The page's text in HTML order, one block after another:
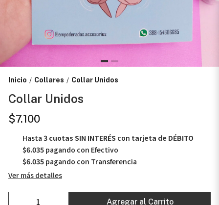
Inicio / Collares / Collar Unidos
Collar Unidos
$7.100
Hasta 3 cuotas SIN INTERÉS con tarjeta de DÉBITO
$6.035pagando con Efectivo
$6.035pagando con Transferencia
Ver más detalles
Agregar al Carrito